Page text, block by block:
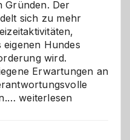
Gründen. Der
sich zu mehr
eigenen Hundes
wird.
Erwartungen an
Betreuung
weiterlesen